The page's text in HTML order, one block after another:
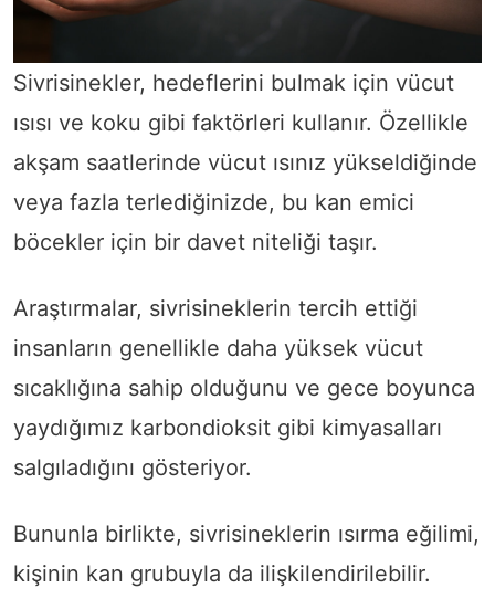
Sivrisinekler, hedeflerini bulmak için vücut
ısısı ve koku gibi faktörleri kullanır. Özellikle
akşam saatlerinde vücut ısınız yükseldiğinde
veya fazla terlediğinizde, bu kan emici
böcekler için bir davet niteliği taşır.
Araştırmalar, sivrisineklerin tercih ettiği
insanların genellikle daha yüksek vücut
sıcaklığına sahip olduğunu ve gece boyunca
yaydığımız karbondioksit gibi kimyasalları
salgıladığını gösteriyor.
Bununla birlikte, sivrisineklerin ısırma eğilimi,
kişinin kan grubuyla da ilişkilendirilebilir.